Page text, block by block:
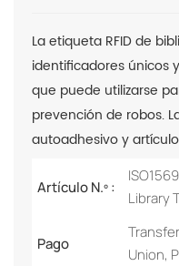
La etiqueta RFID de
identificadores únicos
que puede utilizarse
prevención de robos.
autoadhesivo y
Artículo N.º :
Library
Pago
Union,